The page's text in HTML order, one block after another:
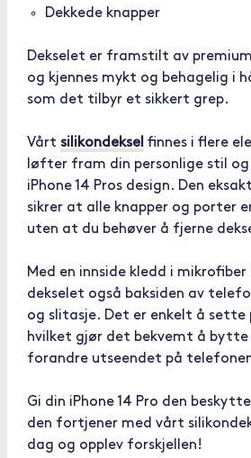
Dekkede knapper
Dekselet er framstilt av
og kjennes mykt og behagelig i
som det tilbyr et sikkert grep.
Vårt silikondeksel finnes i flere
løfter fram din personlige stil
iPhone 14 Pros design. Den
sikrer at alle knapper og porter
uten at du behøver å fjerne
Med en innside kledd i
dekselet også baksiden av
og slitasje. Det er enkelt å sette
hvilket gjør det bekvemt å bytte
forandre utseendet på
Gi din iPhone 14 Pro den
den fortjener med vårt
dag og opplev forskjellen!